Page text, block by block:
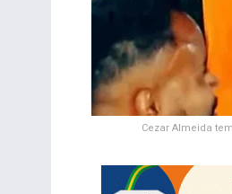
Cezar Almeida